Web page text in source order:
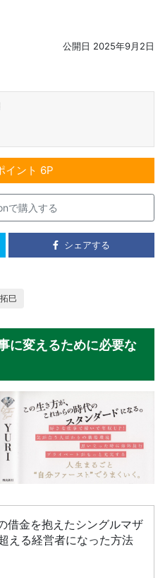
公開日 2025年9月2日
イント 6P
で購入する
シェアする
巳
に変えるために必要な
借金を抱えたシングルマザ
える経営者になった方法